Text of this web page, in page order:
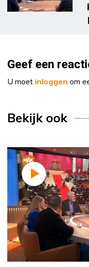
Geef een
U moet inloggen om
Bekijk ook